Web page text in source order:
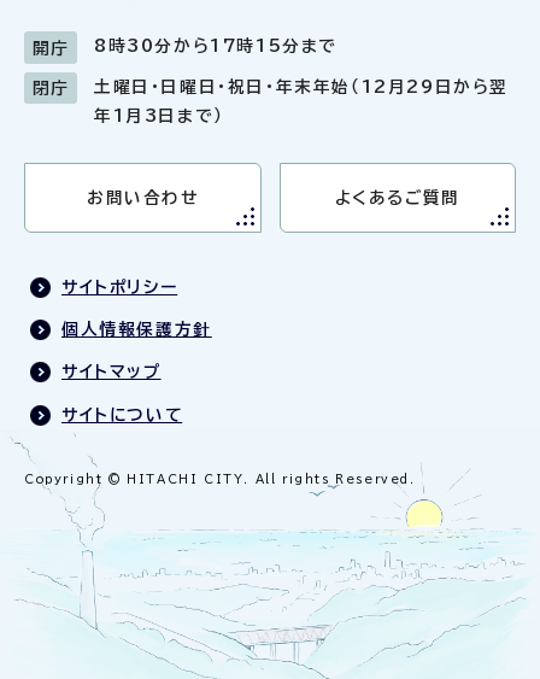
開庁 8時30分から17時15分まで
閉庁
土曜日・日曜日・祝日・年末年始（12月29日から翌
年1月3日まで）
お問い合わせ よくあるご質問
サイトポリシー
個人情報保護方針
サイトマップ
サイトについて
Copyright © HITACHI CITY. All rights Reserved.